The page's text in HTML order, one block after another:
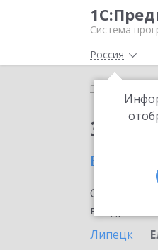
Система
Россия
Главная
в
внедрение
Липецк